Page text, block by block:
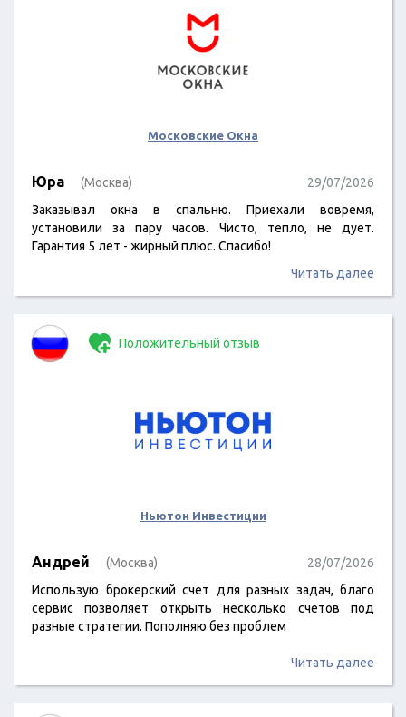
Московские Окна
Юра (Москва)
29/07/2026
Заказывал окна в спальню. Приехали вовремя,
установили за пару часов. Чисто, тепло, не дует.
Гарантия 5 лет - жирный плюс. Спасибо!
Читать далее
Положительный отзыв
Ньютон Инвестиции
Андрей (Москва)
28/07/2026
Использую брокерский счет для разных задач, благо
сервис позволяет открыть несколько счетов под
разные стратегии. Пополняю без проблем
Читать далее